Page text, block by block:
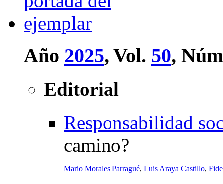
Año 2025, Vol. 50,
Editorial
Responsabilidad
camino?
Mario Morales Parragué, Luis Araya Castillo,